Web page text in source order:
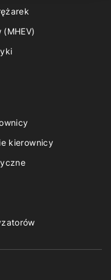
kierownicy